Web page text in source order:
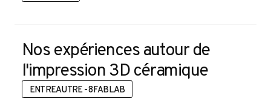
Nos expériences autour de
l'impression 3D céramique
ENTREAUTRE - 8FABLAB